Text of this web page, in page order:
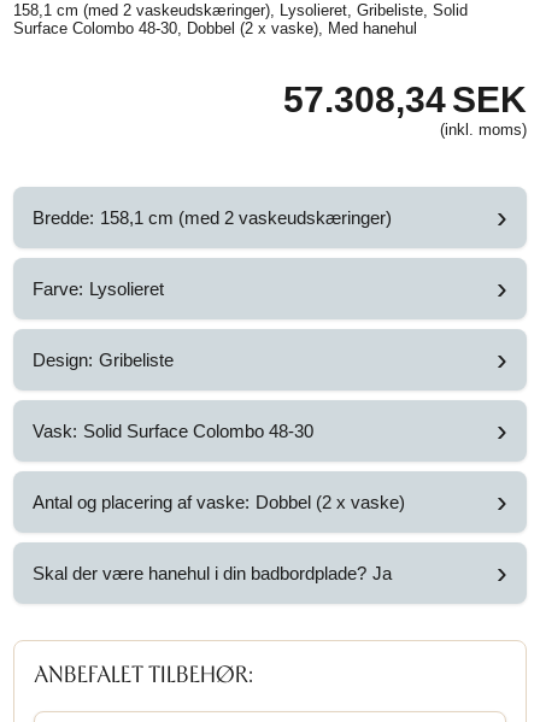
158,1 cm (med 2 vaskeudskæringer), Lysolieret, Gribeliste, Solid
Surface Colombo 48-30, Dobbel (2 x vaske), Med hanehul
57.308,34SEK
(inkl. moms)
Bredde: 158,1 cm (med 2 vaskeudskæringer) ›
Farve: Lysolieret ›
Design: Gribeliste ›
Vask: Solid Surface Colombo 48-30 ›
Antal og placering af vaske: Dobbel (2 x vaske) ›
Skal der være hanehul i din badbordplade? Ja ›
ANBEFALET TILBEHØR: